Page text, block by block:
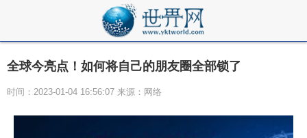
全球今亮点！如何将自己的朋友圈全部锁了
时间：2023-01-04 16:56:07 来源：网络